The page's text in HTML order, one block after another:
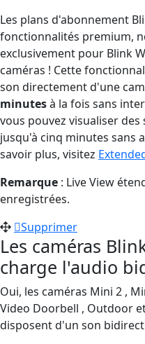
Les plans d'abonnement
fonctionnalités premium,
exclusivement pour Blink
caméras ! Cette
son directement d'une
minutesà la fois sans
vous pouvez visualiser des
jusqu'à cinq minutes sans
savoir plus, visitez
Remarque : Live View
enregistrées.
Supprimer
Les caméras
charge l'audio
Oui, les caméras Mini 2 ,
Video Doorbell , Outdoor
disposent d'un son